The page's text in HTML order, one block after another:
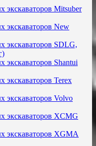
экскаваторов Mitsuber
экскаваторов New
экскаваторов SDLG,
экскаваторов Shantui
экскаваторов Terex
экскаваторов Volvo
экскаваторов XCMG
экскаваторов XGMA